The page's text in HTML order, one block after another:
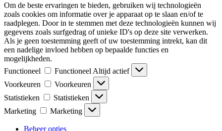
Om de beste ervaringen te bieden, gebruiken wij technologieën
zoals cookies om informatie over je apparaat op te slaan en/of te
raadplegen. Door in te stemmen met deze technologieën kunnen wij
gegevens zoals surfgedrag of unieke ID's op deze site verwerken.
Als je geen toestemming geeft of uw toestemming intrekt, kan dit
een nadelige invloed hebben op bepaalde functies en
mogelijkheden.
Functioneel
Functioneel Altijd actief
Voorkeuren
Voorkeuren
Statistieken
Statistieken
Marketing
Marketing
Beheer opties